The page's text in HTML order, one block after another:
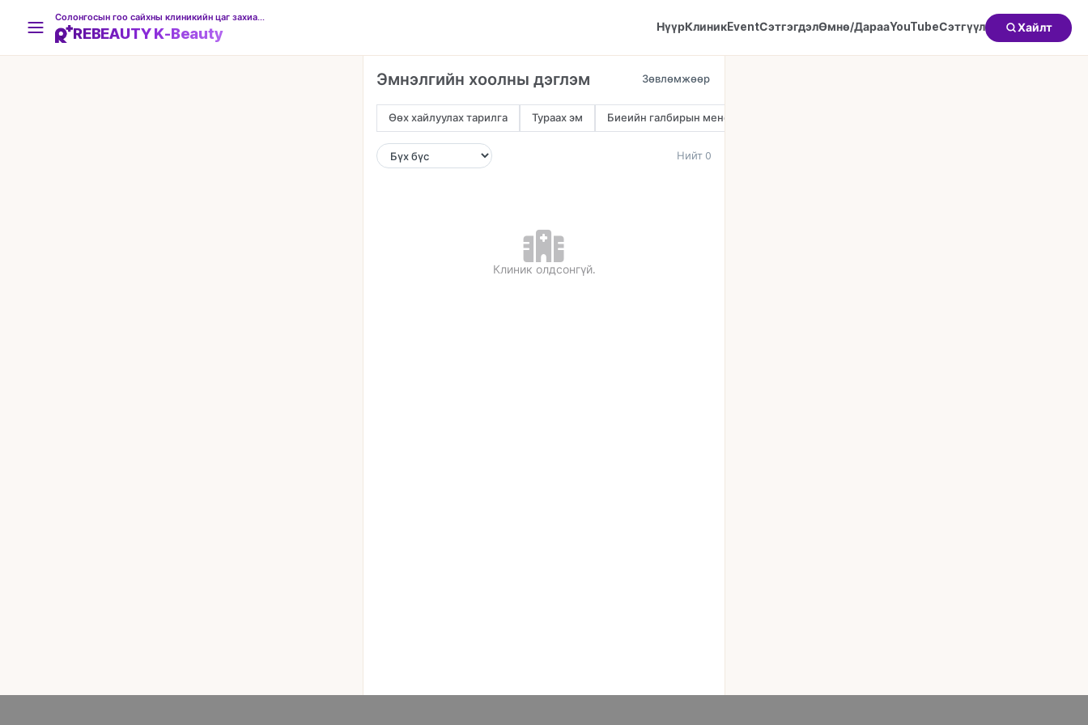
REBEAUTY K-Beauty НүүрКлиникEventСэтгэгдэлӨмнө/ДарааYouTubeСэтгүүл Хайлт
Эмнэлгийн хоолны дэглэм
Өөх хайлуулах тарилга Тураах эм Биеийн галбирын менежмент
Нийт 0
Клиник олдсонгүй.